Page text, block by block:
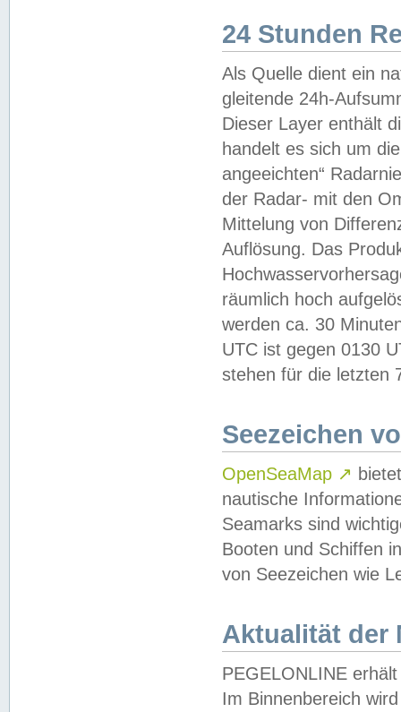
24 Stunden
Als Quelle dient ein
gleitende 24h-
Dieser Layer enthält
handelt es sich um
angeeichten“
der Radar- mit den
Mittelung von
Auflösung. Das
räumlich hoch
werden ca. 30
UTC ist gegen 0130
stehen für die letzten
Seezeichen
OpenSeaMap ↗
nautische
Seamarks sind
Booten und Schiffen
von Seezeichen wie
Aktualität der
PEGELONLINE
Im Binnenbereich